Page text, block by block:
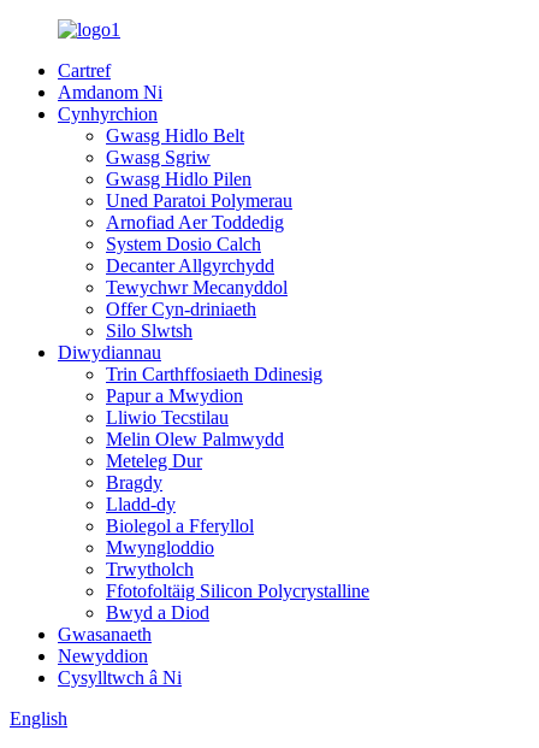
Cartref
Amdanom Ni
Cynhyrchion
Gwasg Hidlo Belt
Gwasg Sgriw
Gwasg Hidlo Pilen
Uned Paratoi Polymerau
Arnofiad Aer Toddedig
System Dosio Calch
Decanter Allgyrchydd
Tewychwr Mecanyddol
Offer Cyn-driniaeth
Silo Slwtsh
Diwydiannau
Trin Carthffosiaeth Ddinesig
Papur a Mwydion
Lliwio Tecstilau
Melin Olew Palmwydd
Meteleg Dur
Bragdy
Lladd-dy
Biolegol a Fferyllol
Mwyngloddio
Trwytholch
Ffotofoltäig Silicon Polycrystalline
Bwyd a Diod
Gwasanaeth
Newyddion
Cysylltwch â Ni
English